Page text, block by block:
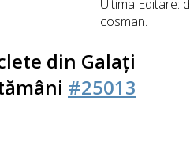
Ultima Editare:
cosman.
din Galați
#25013